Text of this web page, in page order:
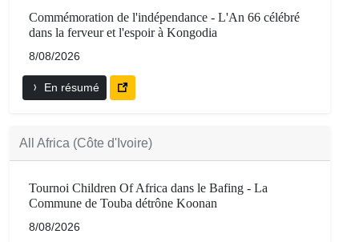
Commémoration de l'indépendance - L'An 66 célébré
dans la ferveur et l'espoir à Kongodia
8/08/2026
En résumé
All Africa (Côte d'Ivoire)
Tournoi Children Of Africa dans le Bafing - La
Commune de Touba détrône Koonan
8/08/2026